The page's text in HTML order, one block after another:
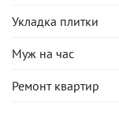
Укладка плитки
Муж на час
Ремонт квартир